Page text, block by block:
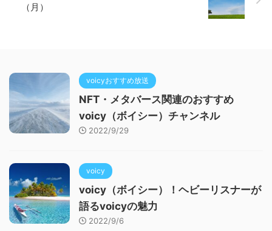
（月）
voicyおすすめ放送
NFT・メタバース関連のおすすめ
voicy（ボイシー）チャンネル
2022/9/29
voicy
voicy（ボイシー）！ヘビーリスナーが
語るvoicyの魅力
2022/9/6